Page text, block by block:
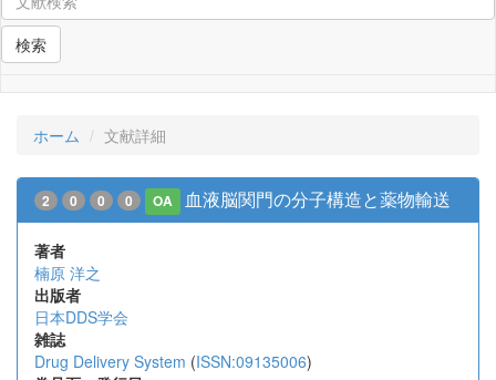
検索
ホーム 文献詳細
2 0 0 0 OA 血液脳関門の分子構造と薬物輸送
著者
楠原 洋之
出版者
日本DDS学会
雑誌
Drug Delivery System (ISSN:09135006)